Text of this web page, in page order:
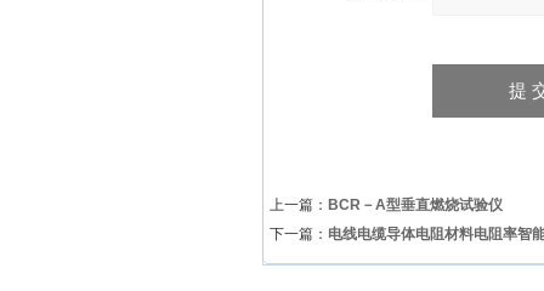
上一篇： BCR－A型垂直燃烧试验仪
下一篇： 电线电缆导体电阻材料电阻率智